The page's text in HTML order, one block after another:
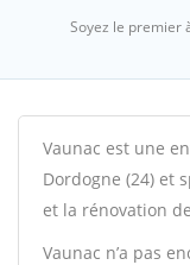
Soyez le premier
Vaunac est une
Dordogne (24) et
et la rénovation
Vaunac n’a pas